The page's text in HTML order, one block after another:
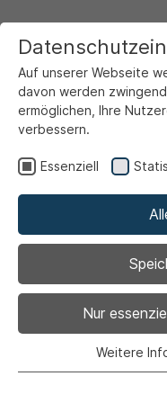
2025
Auf unserer Webseite
davon werden
ermöglichen, Ihre
verbessern.
Essenziell
Nur
Essenzielle Cookies
Weitere